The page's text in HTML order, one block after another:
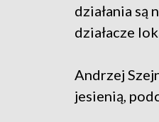
działania są
działacze
Andrzej
jesienią,